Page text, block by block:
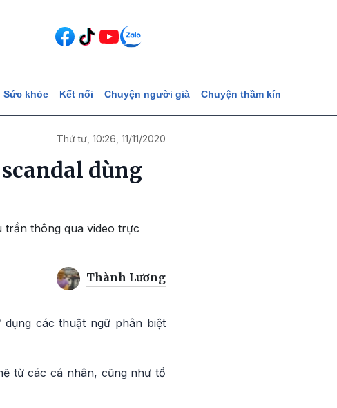
Sức khỏe Kết nối Chuyện người già Chuyện thầm kín
Thứ tư, 10:26, 11/11/2020
dùng
trần thông qua video trực
Thành Lương
các thuật ngữ phân biệt
từ các cá nhân, cũng như tổ